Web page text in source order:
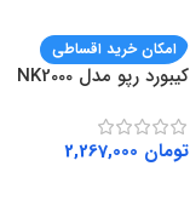
امکان خرید اقساطی
کیبورد رپو مدل NK2000
تومان